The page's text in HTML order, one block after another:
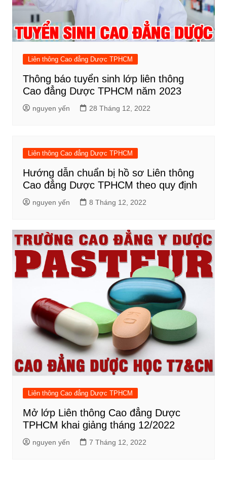
Liên thông Cao đẳng Dược TPHCM
Thông báo tuyển sinh lớp liên thông
Cao đẳng Dược TPHCM năm 2023
nguyen yến 28 Tháng 12, 2022
Liên thông Cao đẳng Dược TPHCM
Hướng dẫn chuẩn bị hồ sơ Liên thông
Cao đẳng Dược TPHCM theo quy định
nguyen yến 8 Tháng 12, 2022
Liên thông Cao đẳng Dược TPHCM
Mở lớp Liên thông Cao đẳng Dược
TPHCM khai giảng tháng 12/2022
nguyen yến 7 Tháng 12, 2022